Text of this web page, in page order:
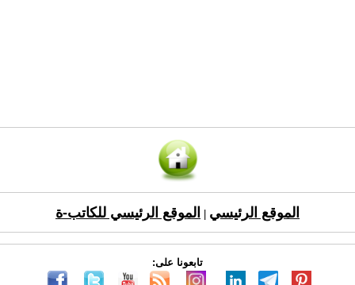
الموقع الرئيسي الموقع الرئيسي للكاتب-ة
تابعونا على: